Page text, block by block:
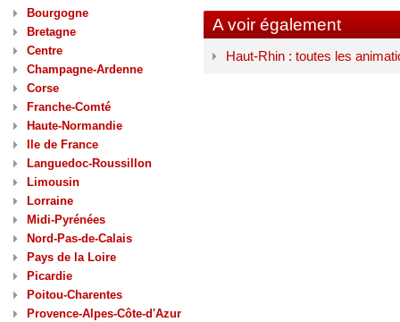
Bourgogne
Bretagne
Centre
Champagne-Ardenne
Corse
Franche-Comté
Haute-Normandie
Ile de France
Languedoc-Roussillon
Limousin
Lorraine
Midi-Pyrénées
Nord-Pas-de-Calais
Pays de la Loire
Picardie
Poitou-Charentes
Provence-Alpes-Côte-d'Azur
A voir également
Haut-Rhin : toutes les